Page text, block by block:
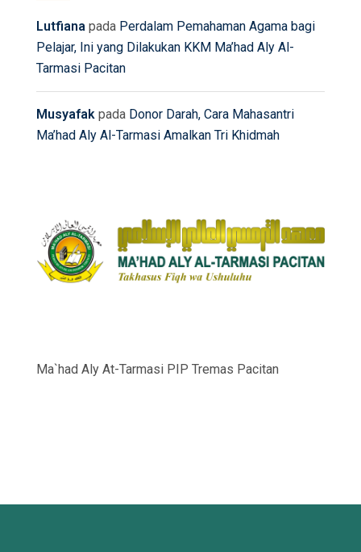
Lutfiana pada Perdalam Pemahaman Agama bagi
Pelajar, Ini yang Dilakukan KKM Ma’had Aly Al-
Tarmasi Pacitan
Musyafak pada Donor Darah, Cara Mahasantri
Ma’had Aly Al-Tarmasi Amalkan Tri Khidmah
Ma`had Aly At-Tarmasi PIP Tremas Pacitan